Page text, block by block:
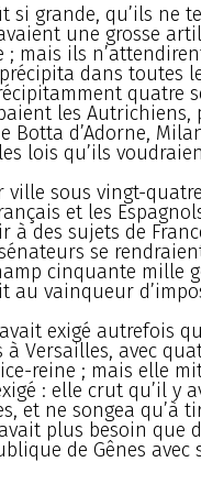
si grande, qu’ils ne
une grosse
; mais ils
dans toutes
quatre
les Autrichiens,
Botta d’Adorne,
lois qu’ils
sous vingt-
et les
des sujets de
se
cinquante mille
au vainqueur
exigé autrefois
Versailles, avec
reine ; mais elle
: elle crut qu’il y
et ne songea qu’à
plus besoin que
de Gênes avec